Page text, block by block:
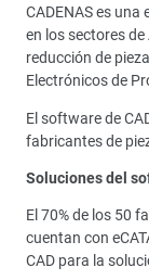
CADENAS es
en los sectores
reducción de
Electrónicos de
El software de
fabricantes de
Soluciones del
El 70% de los 50
cuentan con
CAD para la